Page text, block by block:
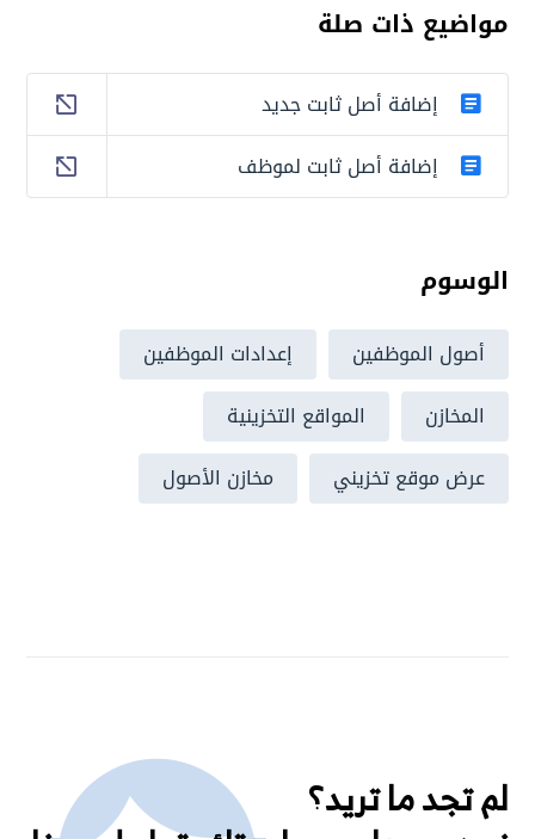
مواضيع ذات صلة
إضافة أصل ثابت جديد
إضافة أصل ثابت لموظف
الوسوم
أصول الموظفين
إعدادات الموظفين
المخازن
المواقع التخزينية
عرض موقع تخزيني
مخازن الأصول
لم تجد ما تريد؟